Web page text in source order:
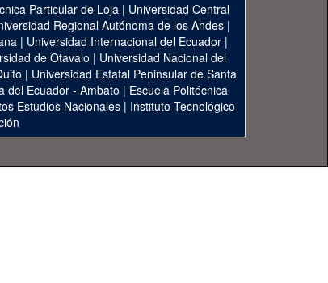
Particular de Loja | Universidad Central
Regional Autónoma de los Andes|
| Universidad Internacional del Ecuador|
de Otavalo | Universidad Nacional del
| Universidad Estatal Peninsular de Santa
del Ecuador - Ambato | Escuela Politécnica
Estudios Nacionales | Instituto Tecnológico